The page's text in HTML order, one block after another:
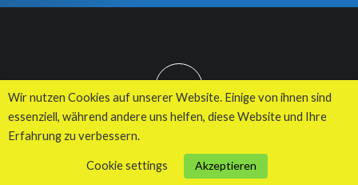
TOP
© 2026 Kuhnes MultiMedia Agentur
Wir nutzen Cookies auf unserer Website. Einige von ihnen sind
essenziell, während andere uns helfen, diese Website und Ihre
Erfahrung zu verbessern.
Cookie settings Akzeptieren